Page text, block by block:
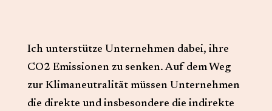
Ich unterstütze Unternehmen dabei, ihre
CO2 Emissionen zu senken. Auf dem Weg
zur Klimaneutralität müssen Unternehmen
die direkte und insbesondere die indirekte